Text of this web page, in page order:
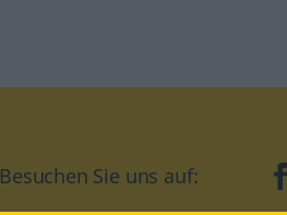
Besuchen Sie uns auf: